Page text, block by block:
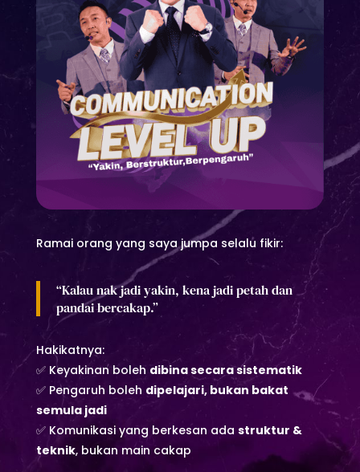
Ramai orang yang saya jumpa selalu fikir:
“Kalau nak jadi yakin, kena jadi petah dan
pandai bercakap.”
Hakikatnya:
✅ Keyakinan boleh dibina secara sistematik
✅ Pengaruh boleh dipelajari, bukan bakat
semula jadi
✅ Komunikasi yang berkesan ada struktur &
teknik, bukan main cakap